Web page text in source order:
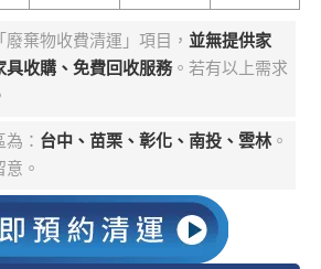
棄物收費清運」項目， 並無提供家
具收購、免費回收服務。若有以上需求
： 台中、苗栗、彰化、南投、雲林 。
。